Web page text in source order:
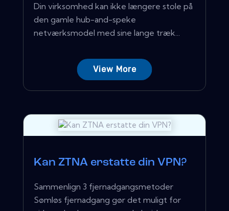
Din virksomhed kan ikke længere stole på
den gamle hub-and-speke
netværksmodel med sine lange træk...
View More
Kan ZTNA erstatte din VPN?
Sammenlign 3 fjernadgangsmetoder
Sømløs fjernadgang gør det muligt for